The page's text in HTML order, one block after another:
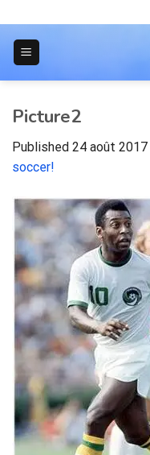
to
content
Picture2
Published 24 août 2017
soccer!